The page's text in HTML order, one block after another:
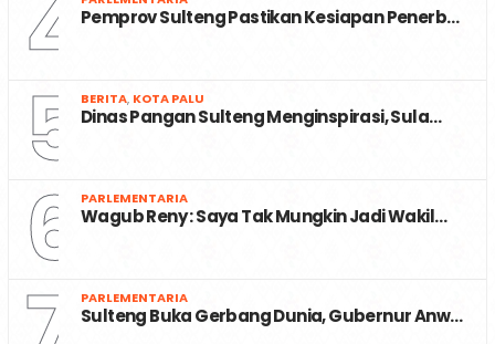
4 Pemprov Sulteng Pastikan Kesiapan Penerb…
5 BERITA, KOTA PALU
Dinas Pangan Sulteng Menginspirasi, Sula…
6 PARLEMENTARIA
Wagub Reny : Saya Tak Mungkin Jadi Wakil…
PARLEMENTARIA
Sulteng Buka Gerbang Dunia, Gubernur Anw…